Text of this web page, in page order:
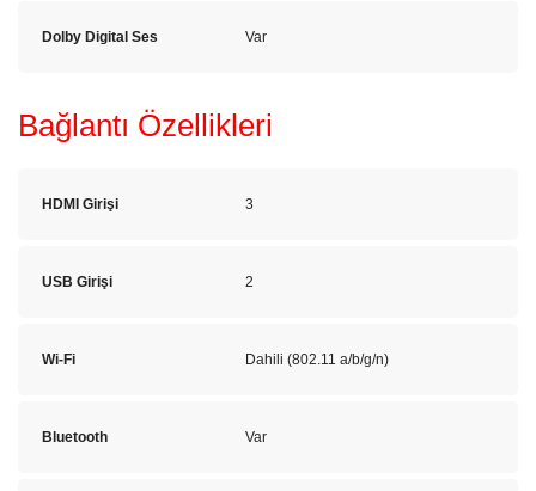
Dolby Digital Ses Var
Bağlantı Özellikleri
HDMI Girişi 3
USB Girişi 2
Wi-Fi Dahili (802.11 a/b/g/n)
Bluetooth Var